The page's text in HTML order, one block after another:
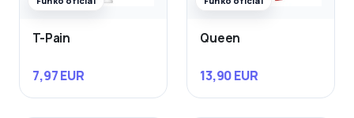
T-Pain
7,97 EUR
Queen
13,90 EUR